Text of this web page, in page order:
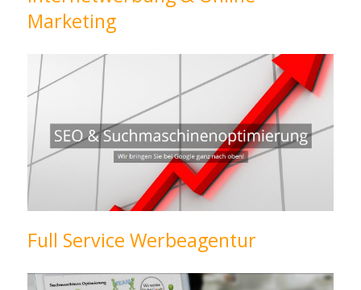
Marketing
Full Service Werbeagentur